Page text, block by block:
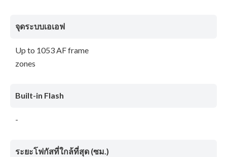
จุดระบบเอเอฟ
Up to 1053 AF frame
zones
Built-in Flash
-
ระยะโฟกัสที่ใกล้ที่สุด (ซม.)